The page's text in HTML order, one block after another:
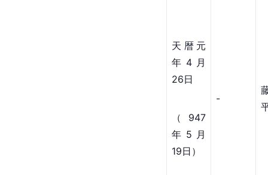
天暦元
年4月
26日
（947
年5月
19日）
-